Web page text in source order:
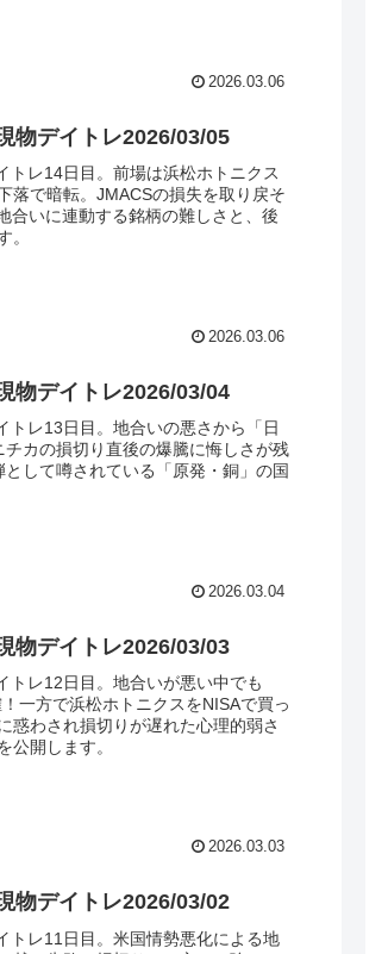
2026.03.06
物デイトレ2026/03/05
トレ14日目。前場は浜松ホトニクス
落で暗転。JMACSの損失を取り戻そ
合いに連動する銘柄の難しさと、後
。
2026.03.06
物デイトレ2026/03/04
トレ13日目。地合いの悪さから「日
カの損切り直後の爆騰に悔しさが残
して噂されている「原発・銅」の国
2026.03.04
物デイトレ2026/03/03
トレ12日目。地合いが悪い中でも
一方で浜松ホトニクスをNISAで買っ
惑わされ損切りが遅れた心理的弱さ
公開します。
2026.03.03
物デイトレ2026/03/02
トレ11日目。米国情勢悪化による地